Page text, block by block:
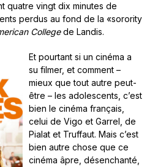
quatre vingt dix minutes de
perdus au fond de la «sorority
Collegede Landis.
Et pourtant si un cinéma a
su filmer, et comment –
mieux que tout autre peut-
être – les adolescents, c’est
bien le cinéma français,
celui de Vigo et Garrel, de
Pialat et Truffaut. Mais c’est
bien autre chose que ce
cinéma âpre, désenchanté,